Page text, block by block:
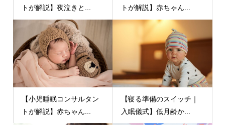
トが解説】夜泣きと...
トが解説】赤ちゃん...
【小児睡眠コンサルタン
トが解説】赤ちゃん...
【寝る準備のスイッチ｜
入眠儀式】低月齢か...